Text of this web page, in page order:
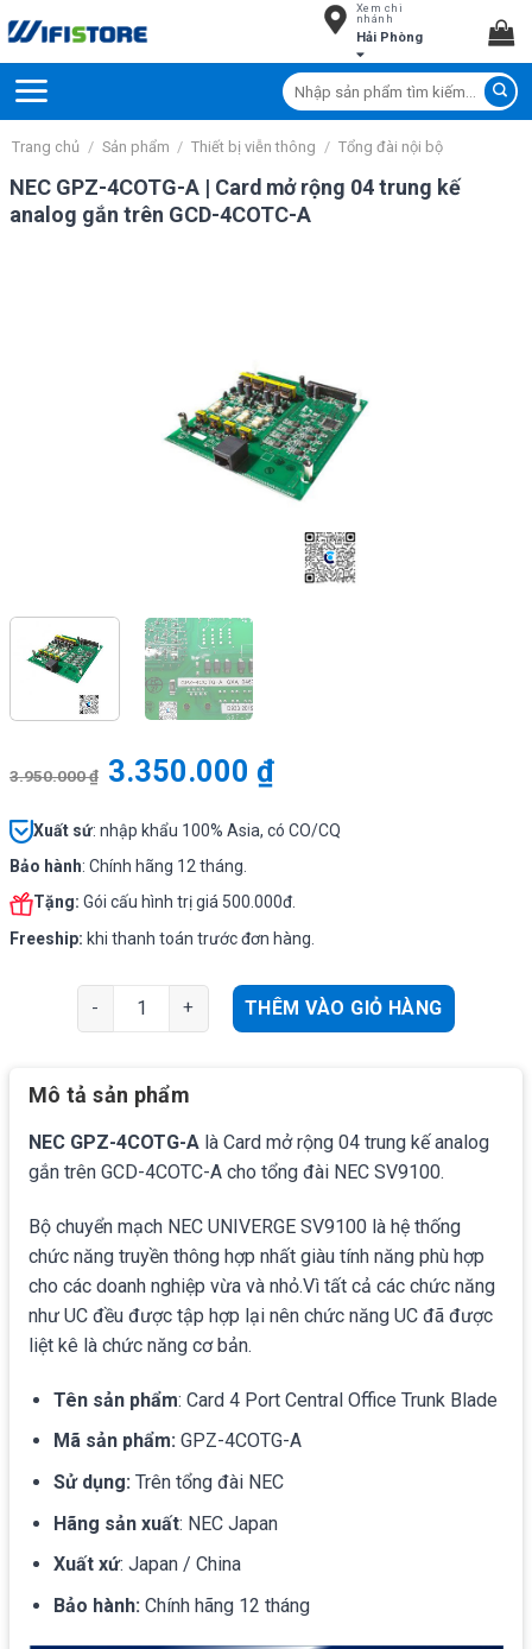
to
Xem chi
nhánh
Hải Phòng
Tìm
kiếm:
Trang chủ / Sản phẩm / Thiết bị viễn thông / Tổng đài nội bộ
NEC GPZ-4COTG-A | Card mở rộng 04 trung kế
analog gắn trên GCD-4COTC-A
3.950.000₫ 3.350.000₫
Xuất sứ: nhập khẩu 100% Asia, có CO/CQ
Bảo hành: Chính hãng 12 tháng.
Tặng: Gói cấu hình trị giá 500.000đ.
Freeship: khi thanh toán trước đơn hàng.
NEC GPZ-4COTG-A | Card mở rộng 04 trung kế analog
THÊM VÀO GIỎ HÀNG
Mô tả sản phẩm
NEC GPZ-4COTG-A là Card mở rộng 04 trung kế analog
gắn trên GCD-4COTC-A cho tổng đài NEC SV9100.
Bộ chuyển mạch NEC UNIVERGE SV9100 là hệ thống
chức năng truyền thông hợp nhất giàu tính năng phù hợp
cho các doanh nghiệp vừa và nhỏ.Vì tất cả các chức năng
như UC đều được tập hợp lại nên chức năng UC đã được
liệt kê là chức năng cơ bản.
Tên sản phẩm: Card 4 Port Central Office Trunk Blade
Mã sản phẩm: GPZ-4COTG-A
Sử dụng: Trên tổng đài NEC
Hãng sản xuất: NEC Japan
Xuất xứ: Japan / China
Bảo hành: Chính hãng 12 tháng